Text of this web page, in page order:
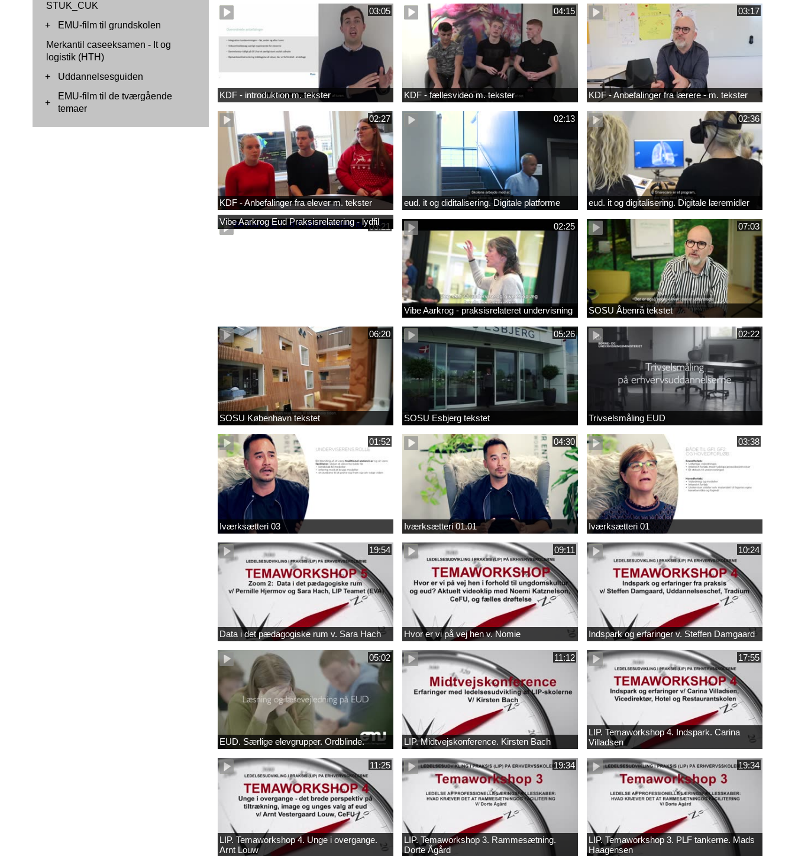
STUK_CUK
+
EMU-film til grundskolen
Merkantil caseeksamen - It og
logistik (HTH)
+
Uddannelsesguiden
+
EMU-film til de tværgående
temaer
03:05
KDF - introduktion m. tekster
04:15
KDF - fællesvideo m. tekster
03:17
KDF - Anbefalinger fra lærere - m. tekster
02:27
KDF - Anbefalinger fra elever m. tekster
02:13
eud. it og diditalisering. Digitale platforme
02:36
eud. it og digitalisering. Digitale læremidler
03:21
Vibe Aarkrog Eud Praksisrelatering - lydfil 02:25
Vibe Aarkrog - praksisrelateret undervisning
07:03
SOSU Åbenrå tekstet
06:20
SOSU København tekstet
05:26
SOSU Esbjerg tekstet
02:22
Trivselsmåling EUD
01:52
Iværksætteri 03
04:30
Iværksætteri 01.01
03:38
Iværksætteri 01
19:54
Data i det pædagogiske rum v. Sara Hach
09:11
Hvor er vi på vej hen v. Nomie
10:24
Indspark og erfaringer v. Steffen Damgaard
05:02
EUD. Særlige elevgrupper. Ordblinde.
11:12
LIP. Midtvejskonference. Kirsten Bach
17:55
LIP. Temaworkshop 4. Indspark. Carina
Villadsen
11:25
LIP. Temaworkshop 4. Unge i overgange.
Arnt Louw
19:34
LIP. Temaworkshop 3. Rammesætning.
Dorte Ågård
19:34
LIP. Temaworkshop 3. PLF tankerne. Mads
Haagensen